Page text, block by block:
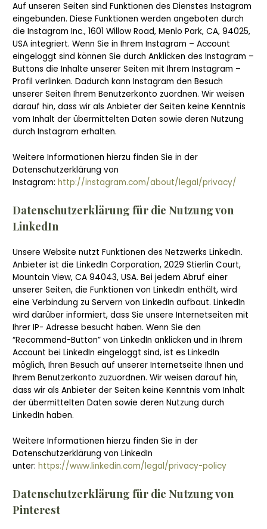
Auf unseren Seiten sind Funktionen des Dienstes Instagram
eingebunden. Diese Funktionen werden angeboten durch
die Instagram Inc., 1601 Willow Road, Menlo Park, CA, 94025,
USA integriert. Wenn Sie in Ihrem Instagram – Account
eingeloggt sind können Sie durch Anklicken des Instagram –
Buttons die Inhalte unserer Seiten mit Ihrem Instagram –
Profil verlinken. Dadurch kann Instagram den Besuch
unserer Seiten Ihrem Benutzerkonto zuordnen. Wir weisen
darauf hin, dass wir als Anbieter der Seiten keine Kenntnis
vom Inhalt der übermittelten Daten sowie deren Nutzung
durch Instagram erhalten.
Weitere Informationen hierzu finden Sie in der
Datenschutzerklärung von
Instagram:http://instagram.com/about/legal/privacy/
Datenschutzerklärung für die Nutzung von
LinkedIn
Unsere Website nutzt Funktionen des Netzwerks LinkedIn.
Anbieter ist die LinkedIn Corporation, 2029 Stierlin Court,
Mountain View, CA 94043, USA. Bei jedem Abruf einer
unserer Seiten, die Funktionen von LinkedIn enthält, wird
eine Verbindung zu Servern von LinkedIn aufbaut. LinkedIn
wird darüber informiert, dass Sie unsere Internetseiten mit
Ihrer IP- Adresse besucht haben. Wenn Sie den
“Recommend-Button” von LinkedIn anklicken und in Ihrem
Account bei LinkedIn eingeloggt sind, ist es LinkedIn
möglich, Ihren Besuch auf unserer Internetseite Ihnen und
Ihrem Benutzerkonto zuzuordnen. Wir weisen darauf hin,
dass wir als Anbieter der Seiten keine Kenntnis vom Inhalt
der übermittelten Daten sowie deren Nutzung durch
LinkedIn haben.
Weitere Informationen hierzu finden Sie in der
Datenschutzerklärung von LinkedIn
unter:https://www.linkedin.com/legal/privacy-policy
Datenschutzerklärung für die Nutzung von
Pinterest